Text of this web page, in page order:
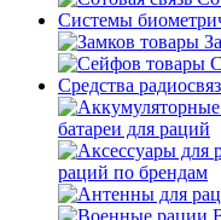
Системы
Средства
батареи для раций
раций по брендам